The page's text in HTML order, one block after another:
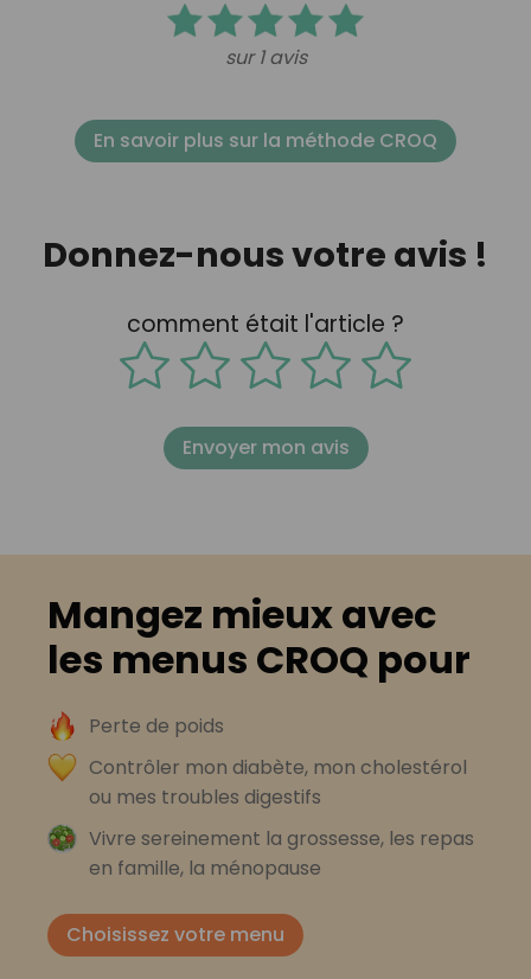
sur 1 avis
En savoir plus sur la méthode CROQ
Donnez-nous votre avis !
comment était l'article ?
Envoyer mon avis
Mangez mieux avec
les menus CROQ pour
Perte de poids
Contrôler mon diabète, mon cholestérol
ou mes troubles digestifs
Vivre sereinement la grossesse, les repas
en famille, la ménopause
Choisissez votre menu